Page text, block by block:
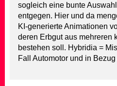
sogleich eine bunte
entgegen. Hier und da
KI-generierte Animationen
deren Erbgut aus mehreren
bestehen soll. Hybridia =
Fall Automotor und in